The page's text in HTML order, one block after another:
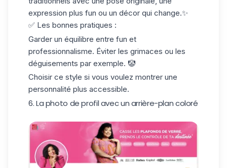
expression plus fun ou un décor qui change.✨
✅ Les bonnes pratiques :
Garder un équilibre entre fun et
professionnalisme. Éviter les grimaces ou les
déguisements par exemple. 🤡
Choisir ce style si vous voulez montrer une
personnalité plus accessible.
6. La photo de profil avec un arrière-plan coloré